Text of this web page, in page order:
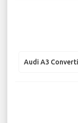
Audi A3